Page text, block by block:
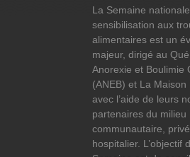
La Semaine
sensibilisation aux
alimentaires est un
majeur, dirigé au
Anorexie et Boulimie
(ANEB) et La Maison
avec l’aide de leurs
partenaires du milieu
communautaire,
hospitalier. L’objectif